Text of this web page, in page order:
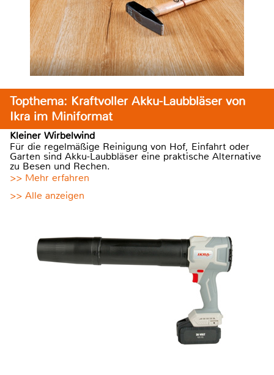
Topthema: Kraftvoller Akku-Laubbläser von
Ikra im Miniformat
Kleiner Wirbelwind
Für die regelmäßige Reinigung von Hof, Einfahrt oder
Garten sind Akku-Laubbläser eine praktische Alternative
zu Besen und Rechen.
>> Mehr erfahren
>> Alle anzeigen